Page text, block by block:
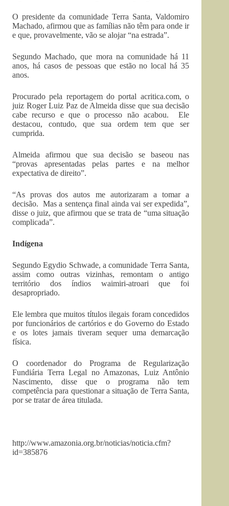
O presidente da comunidade Terra Santa, Valdomiro
Machado, afirmou que as famílias não têm para onde ir
e que, provavelmente, vão se alojar “na estrada”.
Segundo Machado, que mora na comunidade há 11
anos, há casos de pessoas que estão no local há 35
anos.
Procurado pela reportagem do portal acritica.com, o
juiz Roger Luiz Paz de Almeida disse que sua decisão
cabe recurso e que o processo não acabou. Ele
destacou, contudo, que sua ordem tem que ser
cumprida.
Almeida afirmou que sua decisão se baseou nas
“provas apresentadas pelas partes e na melhor
expectativa de direito”.
“As provas dos autos me autorizaram a tomar a
decisão. Mas a sentença final ainda vai ser expedida”,
disse o juiz, que afirmou que se trata de “uma situação
complicada”.
Indígena
Segundo Egydio Schwade, a comunidade Terra Santa,
assim como outras vizinhas, remontam o antigo
território dos índios waimiri-atroari que foi
desapropriado.
Ele lembra que muitos títulos ilegais foram concedidos
por funcionários de cartórios e do Governo do Estado
e os lotes jamais tiveram sequer uma demarcação
física.
O coordenador do Programa de Regularização
Fundiária Terra Legal no Amazonas, Luiz Antônio
Nascimento, disse que o programa não tem
competência para questionar a situação de Terra Santa,
por se tratar de área titulada.
http://www.amazonia.org.br/noticias/noticia.cfm?
id=385876